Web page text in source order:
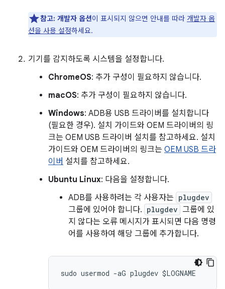
참고: 개발자 옵션이 표시되지 않으면 안내를 따라 개발자 옵
션을 사용 설정하세요.
기기를 감지하도록 시스템을 설정합니다.
ChromeOS: 추가 구성이 필요하지 않습니다.
macOS: 추가 구성이 필요하지 않습니다.
Windows: ADB용 USB 드라이버를 설치합니다
(필요한 경우). 설치 가이드와 OEM 드라이버의 링
크는 OEM USB 드라이버 설치를 참고하세요. 설치
가이드와 OEM 드라이버의 링크는 OEM USB 드라
이버 설치를 참고하세요.
Ubuntu Linux: 다음을 설정합니다.
ADB를 사용하려는 각 사용자는 plugdev
그룹에 있어야 합니다. plugdev 그룹에 있
지 않다는 오류 메시지가 표시되면 다음 명령
어를 사용하여 해당 그룹에 추가합니다.